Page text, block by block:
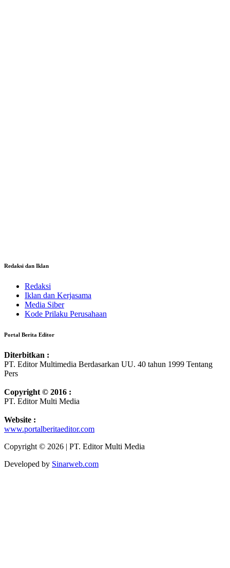
Redaksi dan Iklan
Redaksi
Iklan dan Kerjasama
Media Siber
Kode Prilaku Perusahaan
Portal Berita Editor
Diterbitkan :
PT. Editor Multimedia Berdasarkan UU. 40 tahun 1999 Tentang
Pers
Copyright © 2016 :
PT. Editor Multi Media
Website :
www.portalberitaeditor.com
Copyright © 2026 | PT. Editor Multi Media
Developed by Sinarweb.com